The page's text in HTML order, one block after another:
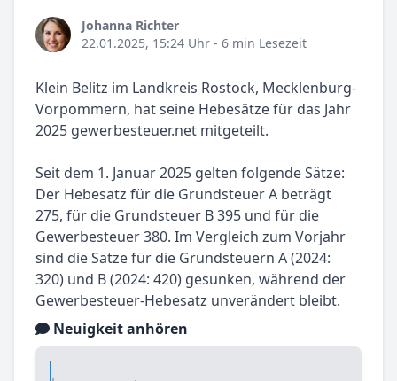
Johanna Richter
22.01.2025, 15:24 Uhr - 6 min Lesezeit
Klein Belitz im Landkreis Rostock, Mecklenburg-
Vorpommern, hat seine Hebesätze für das Jahr
2025 gewerbesteuer.net mitgeteilt.
Seit dem 1. Januar 2025 gelten folgende Sätze:
Der Hebesatz für die Grundsteuer A beträgt
275, für die Grundsteuer B 395 und für die
Gewerbesteuer 380. Im Vergleich zum Vorjahr
sind die Sätze für die Grundsteuern A (2024:
320) und B (2024: 420) gesunken, während der
Gewerbesteuer-Hebesatz unverändert bleibt.
Neuigkeit anhören